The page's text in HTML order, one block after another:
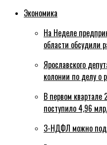
Экономика
На Неделе
области обсудили
Ярославского
колонии по делу о
В первом
поступило 4,96
3-НДФЛ можно